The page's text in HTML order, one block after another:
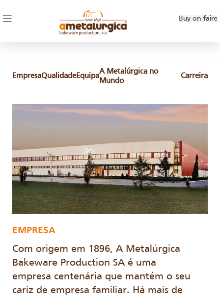
Buy on faire
EmpresaQualidadeEquipa
A Metalúrgica no
Mundo
Carreira
EMPRESA
Com origem em 1896, A Metalúrgica
Bakeware Production SA é uma
empresa centenária que mantém o seu
cariz de empresa familiar. Há mais de